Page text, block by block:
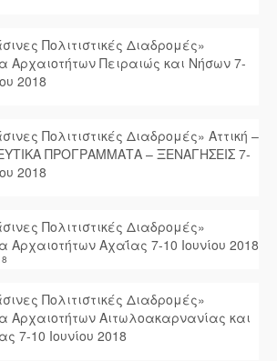
Πολιτιστικές Διαδρομές»
Αρχαιοτήτων Πειραιώς και Νήσων 7-
2018
Πολιτιστικές Διαδρομές» Αττική –
ΠΡΟΓΡΑΜΜΑΤΑ – ΞΕΝΑΓΗΣΕΙΣ 7-
2018
Πολιτιστικές Διαδρομές»
Αρχαιοτήτων Αχαΐας 7-10 Ιουνίου 2018
Πολιτιστικές Διαδρομές»
Αρχαιοτήτων Αιτωλοακαρνανίας και
7-10 Ιουνίου 2018